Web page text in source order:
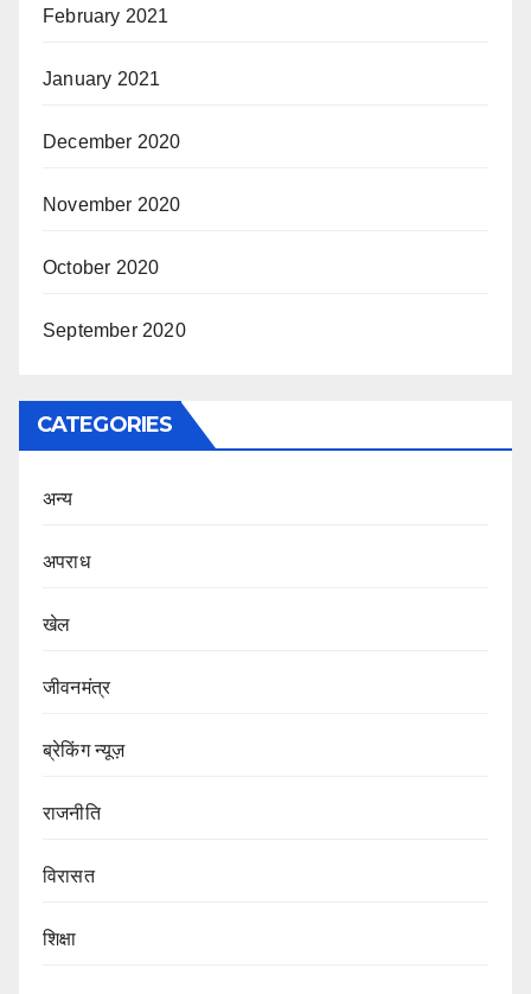
February 2021
January 2021
December 2020
November 2020
October 2020
September 2020
CATEGORIES
अन्य
अपराध
खेल
जीवनमंत्र
ब्रेकिंग न्यूज़
राजनीति
‍‍विरासत
शिक्षा